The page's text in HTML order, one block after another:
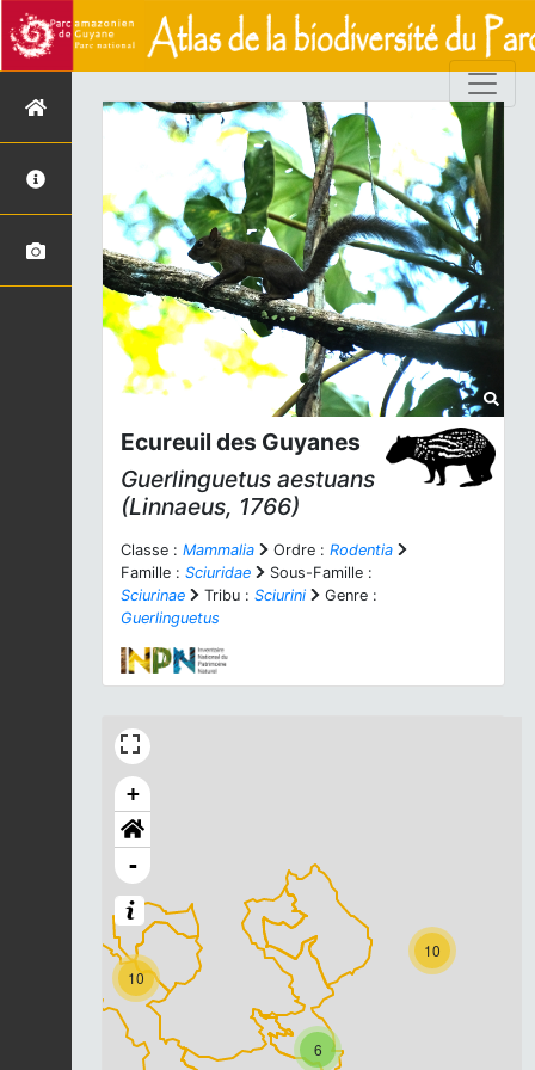
Ecureuil des Guyanes
Guerlinguetus aestuans
(Linnaeus, 1766)
Classe : Mammalia Ordre : Rodentia
Famille : Sciuridae
Sous-Famille :
Sciurinae
Tribu : Sciurini
Genre :
Guerlinguetus
10
6
10
+
-